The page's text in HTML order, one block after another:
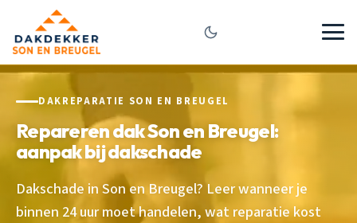
DAKREPARATIE SON EN BREUGEL
Repareren dak Son en Breugel:
aanpak bij dakschade
Dakschade in Son en Breugel? Leer wanneer je
binnen 24 uur moet handelen, wat reparatie kost